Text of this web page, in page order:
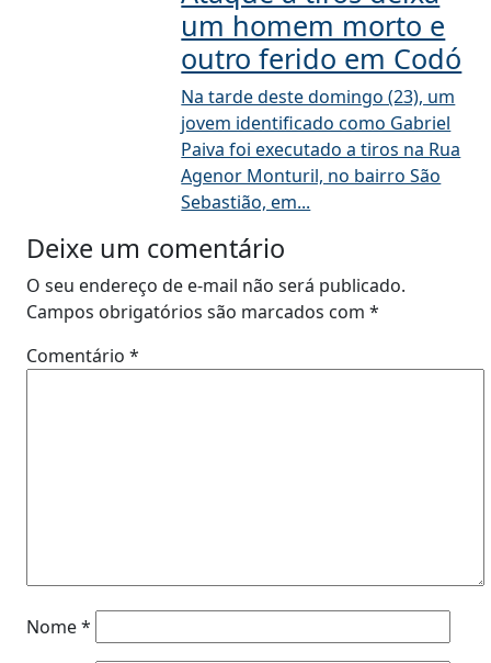
um homem morto e
outro ferido em Codó
Na tarde deste domingo (23), um
jovem identificado como Gabriel
Paiva foi executado a tiros na Rua
Agenor Monturil, no bairro São
Sebastião, em...
Deixe um comentário
O seu endereço de e-mail não será publicado.
Campos obrigatórios são marcados com *
Comentário *
Nome*